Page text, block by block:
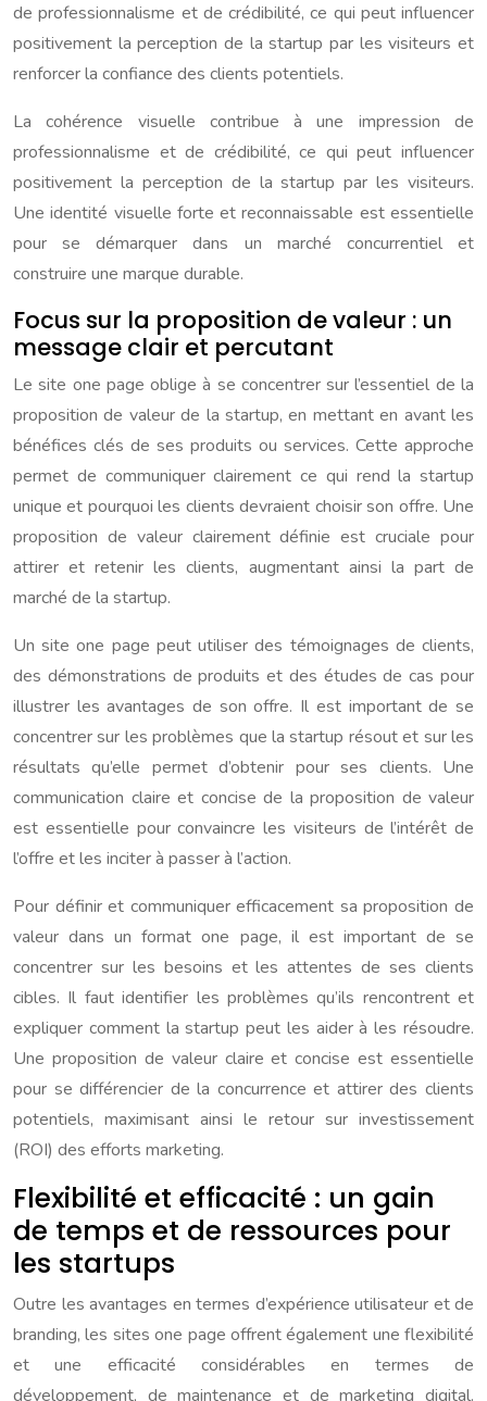
de professionnalisme et de crédibilité, ce qui peut influencer
positivement la perception de la startup par les visiteurs et
renforcer la confiance des clients potentiels.
La cohérence visuelle contribue à une impression de
professionnalisme et de crédibilité, ce qui peut influencer
positivement la perception de la startup par les visiteurs.
Une identité visuelle forte et reconnaissable est essentielle
pour se démarquer dans un marché concurrentiel et
construire une marque durable.
Focus sur la proposition de valeur : un
message clair et percutant
Le site one page oblige à se concentrer sur l’essentiel de la
proposition de valeur de la startup, en mettant en avant les
bénéfices clés de ses produits ou services. Cette approche
permet de communiquer clairement ce qui rend la startup
unique et pourquoi les clients devraient choisir son offre. Une
proposition de valeur clairement définie est cruciale pour
attirer et retenir les clients, augmentant ainsi la part de
marché de la startup.
Un site one page peut utiliser des témoignages de clients,
des démonstrations de produits et des études de cas pour
illustrer les avantages de son offre. Il est important de se
concentrer sur les problèmes que la startup résout et sur les
résultats qu’elle permet d’obtenir pour ses clients. Une
communication claire et concise de la proposition de valeur
est essentielle pour convaincre les visiteurs de l’intérêt de
l’offre et les inciter à passer à l’action.
Pour définir et communiquer efficacement sa proposition de
valeur dans un format one page, il est important de se
concentrer sur les besoins et les attentes de ses clients
cibles. Il faut identifier les problèmes qu’ils rencontrent et
expliquer comment la startup peut les aider à les résoudre.
Une proposition de valeur claire et concise est essentielle
pour se différencier de la concurrence et attirer des clients
potentiels, maximisant ainsi le retour sur investissement
(ROI) des efforts marketing.
Flexibilité et efficacité : un gain
de temps et de ressources pour
les startups
Outre les avantages en termes d’expérience utilisateur et de
branding, les sites one page offrent également une flexibilité
et une efficacité considérables en termes de
développement, de maintenance et de marketing digital.